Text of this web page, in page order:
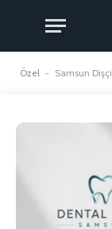
Özel - Samsun